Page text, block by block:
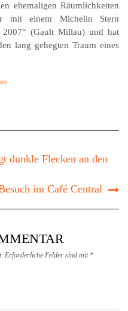
ehemaligen Räumlichkeiten
mit einem Michelin Stern
2007“ (Gault Millau) und hat
lang gehegten Traum eines
dunkle Flecken an den
im Café Central
Erforderliche Felder sind mit *